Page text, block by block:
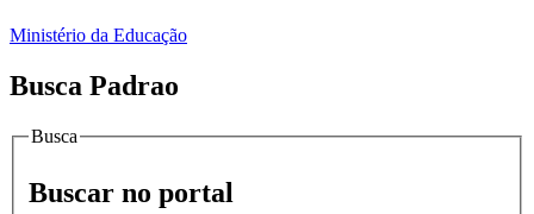
Ministério da Educação
Busca Padrao
Busca
Buscar no portal